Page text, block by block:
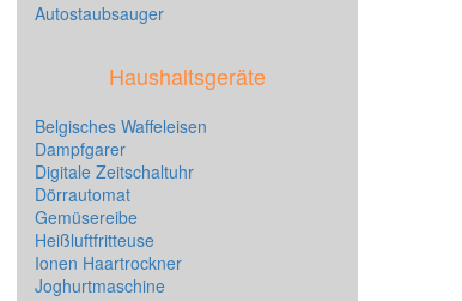
Autostaubsauger
Haushaltsgeräte
Belgisches Waffeleisen
Dampfgarer
Digitale Zeitschaltuhr
Dörrautomat
Gemüsereibe
Heißluftfritteuse
Ionen Haartrockner
Joghurtmaschine